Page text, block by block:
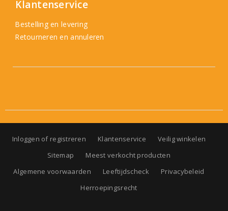
Klantenservice
Bestelling en levering
Retourneren en annuleren
Inloggen of registreren Klantenservice
Veilig winkelen
Sitemap
Meest verkocht producten
Algemene voorwaarden
Leeftijdscheck
Privacybeleid
Herroepingsrecht